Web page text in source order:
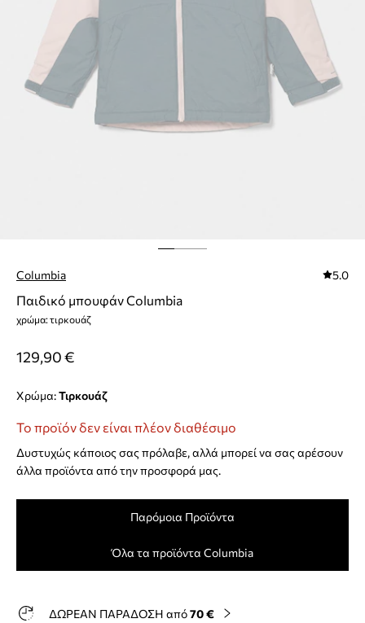
Columbia 5.0
Παιδικό μπουφάν Columbia
χρώμα: τιρκουάζ
129,90 €
Χρώμα: τιρκουάζ
Το προϊόν δεν είναι πλέον διαθέσιμο
Δυστυχώς κάποιος σας πρόλαβε, αλλά μπορεί να σας αρέσουν
άλλα προϊόντα από την προσφορά μας.
Παρόμοια Προϊόντα
Όλα τα προϊόντα Columbia
ΔΩΡΕΑΝ ΠΑΡΑΔΟΣΗ από70 €